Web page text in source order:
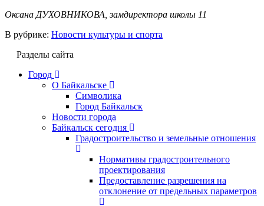
Оксана ДУХОВНИКОВА, замдиректора школы 11
В рубрике: Новости культуры и спорта
Разделы сайта
Город
О Байкальске
Символика
Город Байкальск
Новости города
Байкальск сегодня
Градостроительство и земельные отношения
Нормативы градостроительного
проектирования
Предоставление разрешения на
отклонение от предельных параметров